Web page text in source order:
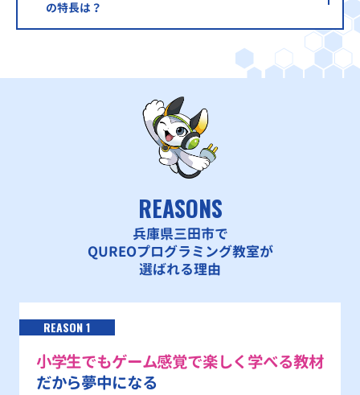
の特長は？
REASONS
兵庫県三田市で
QUREOプログラミング教室が
選ばれる理由
REASON 1
小学生でもゲーム感覚で楽しく学べる教材
だから夢中になる